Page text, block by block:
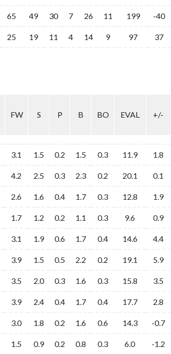
65 49 30 7 26 11 199 -40
25 19 11 4 14 9 97 37
FW S P B BO EVAL
+/-
3.1 1.5 0.2 1.5 0.3 11.9 1.8
4.2 2.5 0.3 2.3 0.2 20.1 0.1
2.6 1.6 0.4 1.7 0.3 12.8 1.9
1.7 1.2 0.2 1.1 0.3 9.6 0.9
3.1 1.9 0.6 1.7 0.4 14.6 4.4
3.9 1.5 0.5 2.2 0.2 19.1 5.9
3.5 2.0 0.3 1.6 0.3 15.8 3.5
3.9 2.4 0.4 1.7 0.4 17.7 2.8
3.0 1.8 0.2 1.6 0.6 14.3 -0.7
1.5 0.9 0.2 0.8 0.3 6.0 -1.2